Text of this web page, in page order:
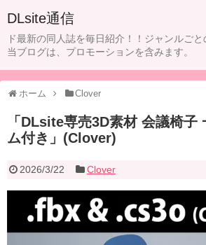
DLsite通信
ド最新の同人誌を毎日紹介！！ジャンルごと
当ブログは、プロモーションを含みます。
ホーム Clover
「DLsite専売3D素材 会議椅子
ム付き」(Clover)
2026/3/22 Clover